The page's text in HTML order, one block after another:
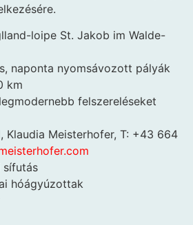
loipe St. Jakob im Walde-
naponta nyomsávozott pályák
km
felszereléseket
Klaudia Meisterhofer, T: +43 664
hóágyúzottak